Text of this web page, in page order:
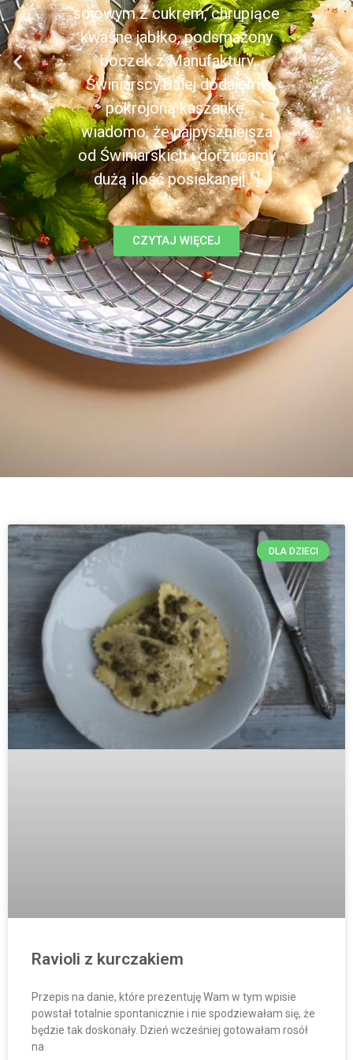
sojowym z cukrem, chrupiące
kwaśne jabłko, podsmażony
boczek z Manufaktury
Świniarscy.Dalej dodajemy
pokrojoną kaszankę,
wiadomo, że najpyszniejsza
od Świniarskich i dorzucamy
dużą ilość posiekanej[...]
CZYTAJ WIĘCEJ
DLA DZIECI
Ravioli z kurczakiem
Przepis na danie, które prezentuję Wam w tym wpisie
powstał totalnie spontanicznie i nie spodziewałam się, że
będzie tak doskonały. Dzień wcześniej gotowałam rosół
na